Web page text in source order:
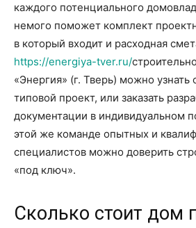
каждого потенциального
немого поможет комплект
в который входит и расходная
https://energiya-tver.ru/
«Энергия» (г. Тверь) можно узнать
типовой проект, или заказать
документации в индивидуальном
этой же команде опытных и
специалистов можно доверить
«под ключ».
Сколько стоит дом